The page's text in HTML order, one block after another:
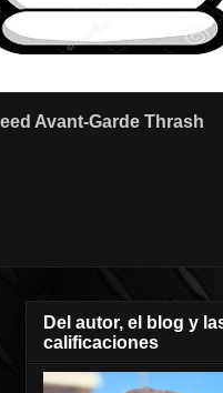
Avant-Garde Thrash
Del autor, el blog y
calificaciones